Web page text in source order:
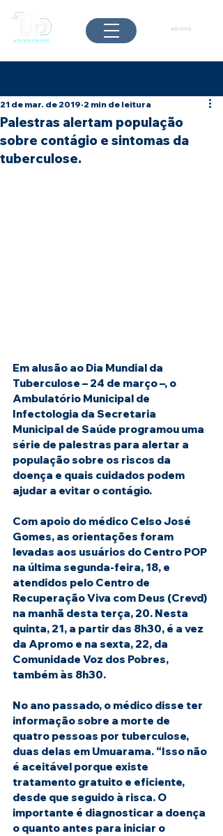
AO VIVO
Palestras alertam população
sobre contágio e sintomas da
tuberculose.
21 de mar. de 2019 2 min de leitura
Em alusão ao Dia Mundial da
Tuberculose – 24 de março –, o
Ambulatório Municipal de
Infectologia da Secretaria
Municipal de Saúde programou uma
série de palestras para alertar a
população sobre os riscos da
doença e quais cuidados podem
ajudar a evitar o contágio.
Com apoio do médico Celso José
Gomes, as orientações foram
levadas aos usuários do Centro POP
na última segunda-feira, 18, e
atendidos pelo Centro de
Recuperação Viva com Deus (Crevd)
na manhã desta terça, 20. Nesta
quinta, 21, a partir das 8h30, é a vez
da Apromo e na sexta, 22, da
Comunidade Voz dos Pobres,
também às 8h30.
No ano passado, o médico disse ter
informação sobre a morte de
quatro pessoas por tuberculose,
duas delas em Umuarama. “Isso não
é aceitável porque existe
tratamento gratuito e eficiente,
desde que seguido à risca. O
importante é diagnosticar a doença
o quanto antes para iniciar o